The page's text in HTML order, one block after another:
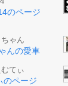
のページ
ちゃん
んの愛車
てぃ
のページ